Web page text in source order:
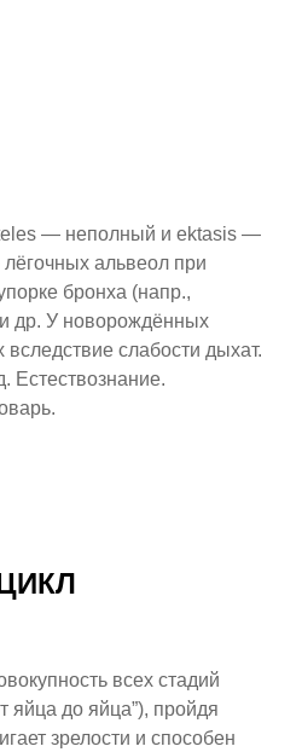
— неполный и ektasis —
альвеол при
бронха (напр.,
др. У новорождённых
вследствие слабости дыхат.
Естествознание.
всех стадий
яйца до яйца”), пройдя
зрелости и способен